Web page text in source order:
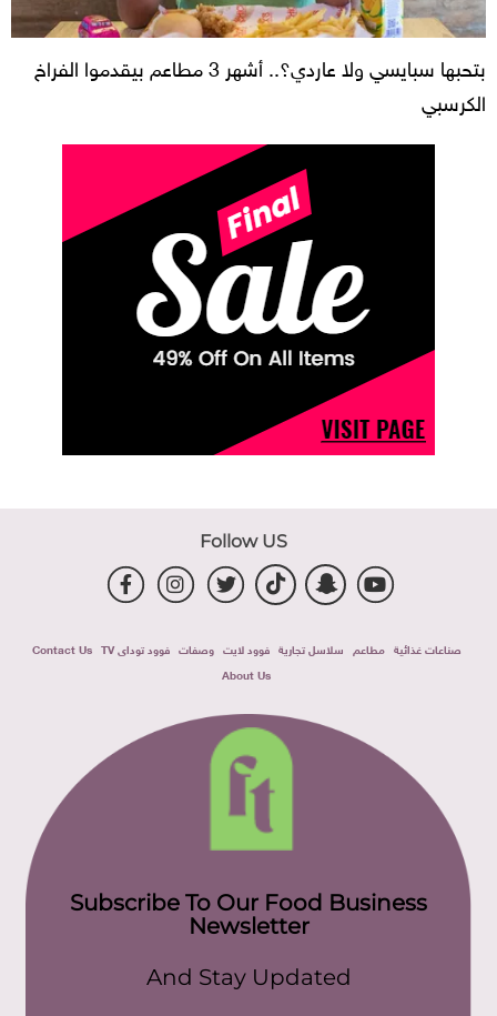
بتحبها سبايسي ولا عاردي؟.. أشهر 3 مطاعم بيقدموا الفراخ
الكرسبي
Follow US
صناعات غذائية مطاعم سلاسل تجارية فوود لايت وصفات فوود توداى TV
Contact Us
About Us
Subscribe To Our Food Business
Newsletter
And Stay Updated